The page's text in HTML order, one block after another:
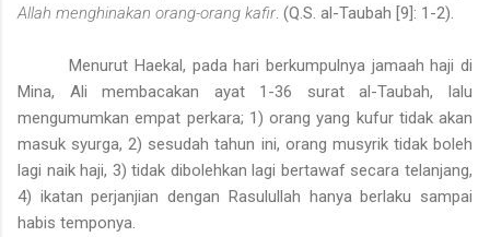
Allah menghinakan orang-orang kafir. (Q.S. al-Taubah [9]: 1-2).
Menurut Haekal, pada hari berkumpulnya jamaah haji di
Mina, Ali membacakan ayat 1-36 surat al-Taubah, lalu
mengumumkan empat perkara; 1) orang yang kufur tidak akan
masuk syurga, 2) sesudah tahun ini, orang musyrik tidak boleh
lagi naik haji, 3) tidak dibolehkan lagi bertawaf secara telanjang,
4) ikatan perjanjian dengan Rasulullah hanya berlaku sampai
habis temponya.